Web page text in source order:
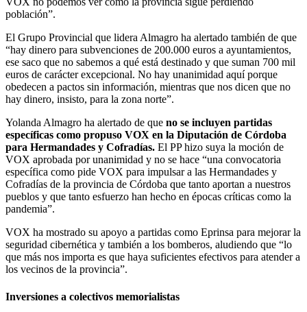
población”.
El Grupo Provincial que lidera Almagro ha alertado también de que
“hay dinero para subvenciones de 200.000 euros a ayuntamientos,
ese saco que no sabemos a qué está destinado y que suman 700 mil
euros de carácter excepcional. No hay unanimidad aquí porque
obedecen a pactos sin información, mientras que nos dicen que no
hay dinero, insisto, para la zona norte”.
Yolanda Almagro ha alertado de que no se incluyen partidas
específicas como propuso VOX en la Diputación de Córdoba
para Hermandades y Cofradías. El PP hizo suya la moción de
VOX aprobada por unanimidad y no se hace “una convocatoria
específica como pide VOX para impulsar a las Hermandades y
Cofradías de la provincia de Córdoba que tanto aportan a nuestros
pueblos y que tanto esfuerzo han hecho en épocas críticas como la
pandemia”.
VOX ha mostrado su apoyo a partidas como Eprinsa para mejorar la
seguridad cibernética y también a los bomberos, aludiendo que “lo
que más nos importa es que haya suficientes efectivos para atender a
los vecinos de la provincia”.
Inversiones a colectivos memorialistas